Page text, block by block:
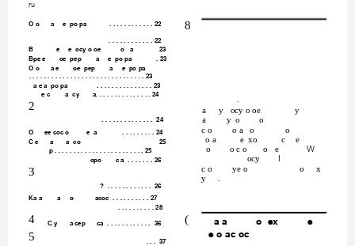
ru
O o a e po pa . . . . . . . . . . . . 22
. . . . . . . . . . . . 22
B
e e ocy o oe o a
23
Bpe e
oe pep a e po pa
. 23
O o
a e oe pep a
e po pa
. . . . . . . . . . . . . . . . . . . . . . . . . . . . . . . 23
a e a po pa . . . . . . . . . . . . . . . 23
e c a cy a. . . . . . . . . . . . . . . 24
2
. . . . . . . . . . . . . . 24
O ee coc o e a . . . . . . . . . 24
C e a a co 25
p . . . . . . . . . . . . . . . . . . . . . . . . 25
opo c a . . . . . . . 26
3
? . . . . . . . . . . . . 26
Ka a
a o
acoc . . . . . . . . . . 27
. . . . . . . . . . 28
4 C y a cep ca . . . . . . . . . . . . 36
5 . . . 37
8
a
y ocy o oe y
a y o o
c o o a o o
o a e xo c e
o o c o o e
:
ocy
c o ye o o x
y
( a a o ex
e
e o ac oc